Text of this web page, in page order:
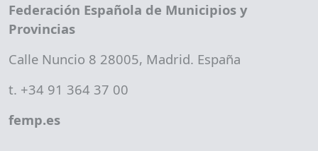
Federación Española de Municipios y
Provincias
Calle Nuncio 8 28005, Madrid. España
t. +34 91 364 37 00
femp.es